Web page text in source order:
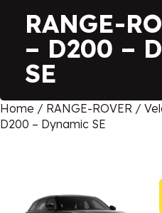
RANGE-
– D200 –
SE
Home / RANGE-ROVER /
D200 – Dynamic SE